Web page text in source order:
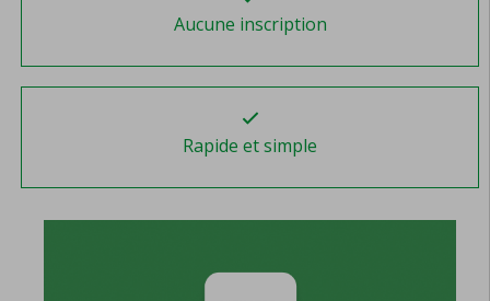
Aucune inscription
Rapide et simple